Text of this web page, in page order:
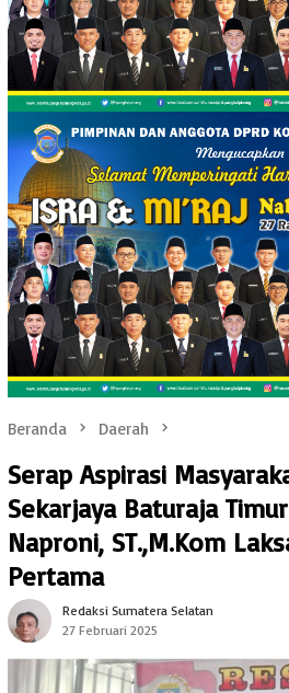
Beranda Daerah
Serap Aspirasi
Sekarjaya Baturaja
Naproni, ST.,M.Kom
Pertama
Redaksi Sumatera Selatan
27 Februari 2025